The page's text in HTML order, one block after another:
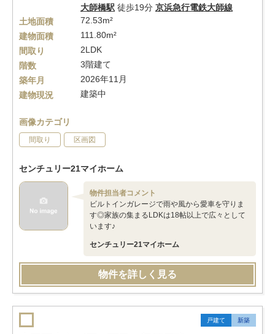
大師橋駅 徒歩19分 京浜急行電鉄大師線
土地面積
72.53m²
建物面積
111.80m²
間取り
2LDK
階数
3階建て
築年月
2026年11月
建物現況
建築中
画像カテゴリ
間取り 区画図
センチュリー21マイホーム
物件担当者コメント
ビルトインガレージで雨や風から愛車を守りま
す◎家族の集まるLDKは18帖以上で広々として
います♪
センチュリー21マイホーム
物件を詳しく見る
戸建て 新築